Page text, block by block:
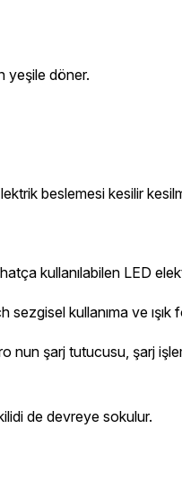
yeşile döner.
beslemesi kesilir
kullanılabilen LED
kullanıma ve ışık
şarj tutucusu, şarj
de devreye sokulur.